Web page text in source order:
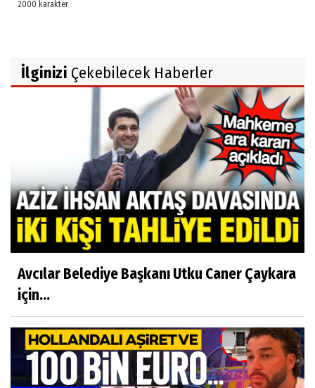
İlginizi Çekebilecek Haberler
Avcılar Belediye Başkanı Utku Caner Çaykara
için...